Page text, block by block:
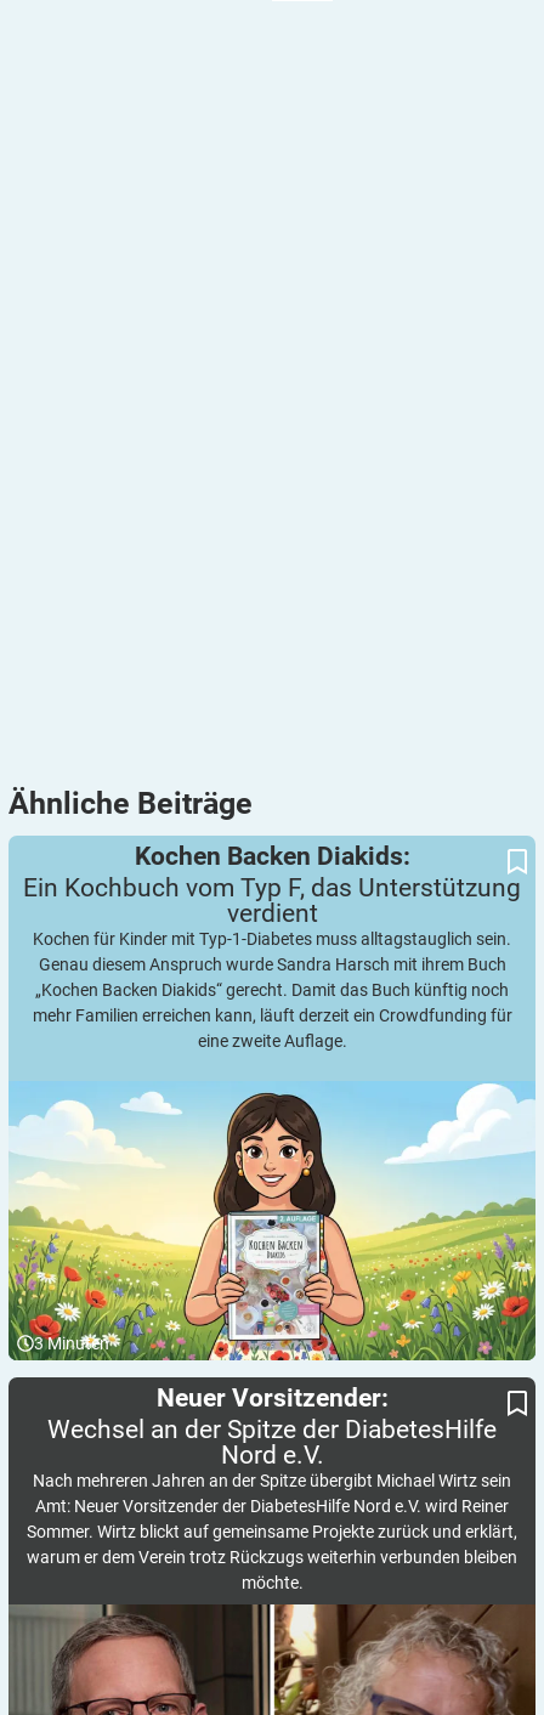
Ähnliche Beiträge
Kochen Backen Diakids:
Ein Kochbuch vom Typ F, das Unterstützung verdient
Kochen Backen Diakids:
Ein Kochbuch vom Typ F, das Unterstützung
verdient
Kochen für Kinder mit Typ-1-Diabetes muss alltagstauglich sein.
Genau diesem Anspruch wurde Sandra Harsch mit ihrem Buch
„Kochen Backen Diakids“ gerecht. Damit das Buch künftig noch
mehr Familien erreichen kann, läuft derzeit ein Crowdfunding für
eine zweite Auflage.
3Minuten
Neuer Vorsitzender:
Wechsel an der Spitze der DiabetesHilfe Nord e.V.
Neuer Vorsitzender:
Wechsel an der Spitze der DiabetesHilfe
Nord e.V.
Nach mehreren Jahren an der Spitze übergibt Michael Wirtz sein
Amt: Neuer Vorsitzender der DiabetesHilfe Nord e.V. wird Reiner
Sommer. Wirtz blickt auf gemeinsame Projekte zurück und erklärt,
warum er dem Verein trotz Rückzugs weiterhin verbunden bleiben
möchte.